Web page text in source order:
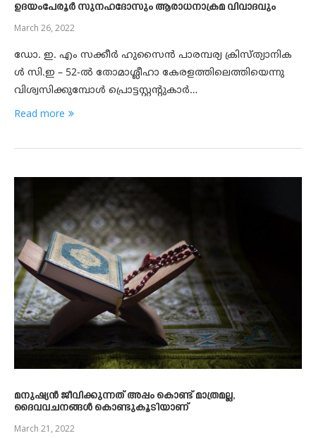
ഉദയംപേരൂര്‍ സുനഹദോസും ആരാധനാക്രമ വിവാദവും
March 26, 2022
ഡോ. ഇ. എം സക്കീർ ഹുസൈൻ പാരമ്പര്യ ക്രിസ്ത്യാനിക
ള്‍ സി.ഇ – 52-ല്‍ തോമാശ്ലീഹാ കേരളത്തിലെത്തിയെന്നു
വിശ്വസിക്കുമ്പോള്‍ പ്രൊട്ടസ്റ്റന്റുകാര്‍…
Read more
മനുഷ്യൻ ജീവിക്കുന്നത് അപ്പം കൊണ്ട് മാത്രമല്ല,
ദൈവവചനങ്ങൾ കൊണ്ടുകൂടിയാണ്
March 21, 2022